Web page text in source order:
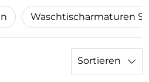
Sortieren